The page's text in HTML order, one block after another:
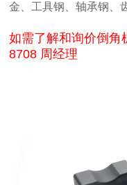
金、工具钢、轴承钢、
如需了解和询价倒角
8708 周经理